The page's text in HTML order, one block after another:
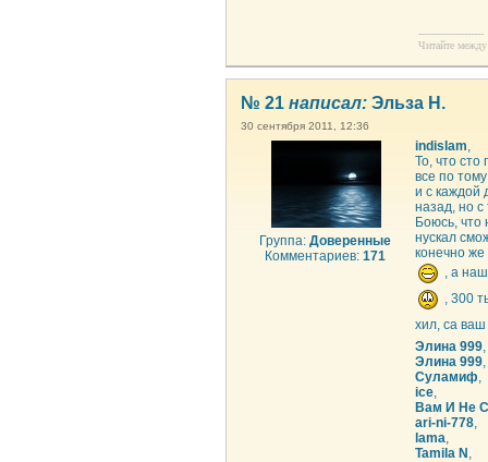
--------------------
Читайте между
№ 21 написал: Эльза Н.
30 сентября 2011, 12:36
Группа:Доверенные
Комментариев:171
indislam,
То, что сто
все по
и с каждой
назад, но с
Боюсь, что
нускал
конечно же
, а
, 300
хил, са ваш
Элина 999,
Элина 999,
Суламиф,
ice,
Вам И Не
ari-ni-778,
lama,
Tamila N ,